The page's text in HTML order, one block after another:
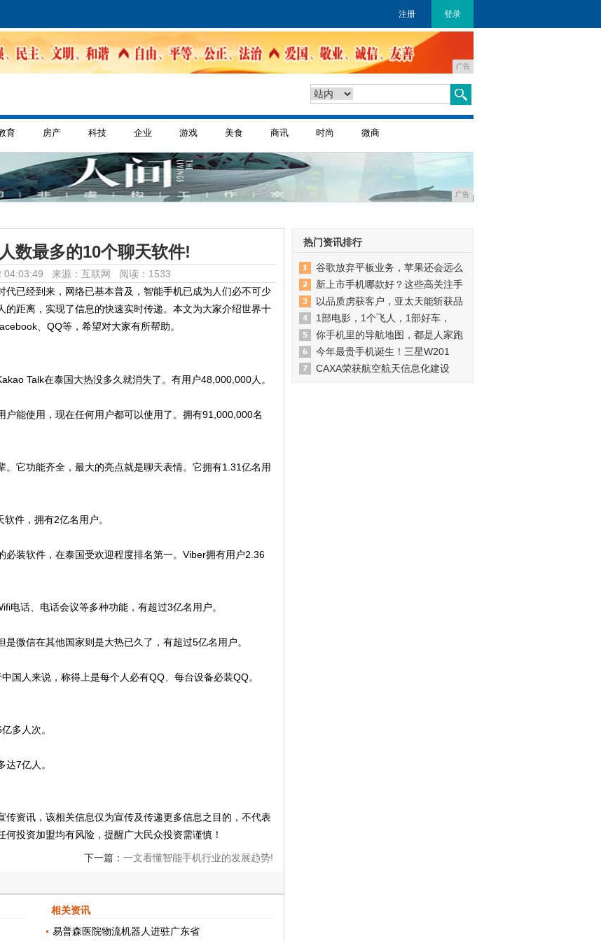
注册 登录
广告
育 房产 科技 企业 游戏 美食 商讯 时尚 微商
广告
数最多的10个聊天软件!
04:03:49 来源：互联网 阅读：1533
已经到来，网络已基本普及，智能手机已成为人们必不可少
距离，实现了信息的快速实时传递。本文为大家介绍世界十
、QQ等，希望对大家有所帮助。
Talk在泰国大热没多久就消失了。有用户48,000,000人。
能使用，现在任何用户都可以使用了。拥有91,000,000名
它功能齐全，最大的亮点就是聊天表情。它拥有1.31亿名用
件，拥有2亿名用户。
装软件，在泰国受欢迎程度排名第一。Viber拥有用户2.36
电话、电话会议等多种功能，有超过3亿名用户。
微信在其他国家则是大热已久了，有超过5亿名用户。
国人来说，称得上是每个人必有QQ、每台设备必装QQ。
多人次。
7亿人。
传资讯，该相关信息仅为宣传及传递更多信息之目的，不代表
投资加盟均有风险，提醒广大民众投资需谨慎！
下一篇： 一文看懂智能手机行业的发展趋势!
相关资讯
易普森医院物流机器人进驻广东省
热门资讯排行
谷歌放弃平板业务，苹果还会远么
新上市手机哪款好？这些高关注手
以品质虏获客户，亚太天能斩获品
1部电影，1个飞人，1部好车，
你手机里的导航地图，都是人家跑
今年最贵手机诞生！三星W201
CAXA荣获航空航天信息化建设